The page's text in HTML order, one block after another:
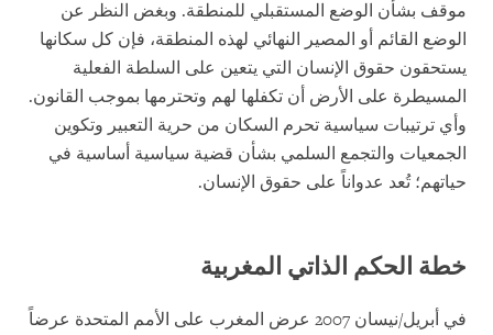
موقف بشأن الوضع المستقبلي للمنطقة. وبغض النظر عن
الوضع القائم أو المصير النهائي لهذه المنطقة، فإن كل سكانها
يستحقون حقوق الإنسان التي يتعين على السلطة الفعلية
المسيطرة على الأرض أن تكفلها لهم وتحترمها بموجب القانون.
وأي ترتيبات سياسية تحرم السكان من حرية التعبير وتكوين
الجمعيات والتجمع السلمي بشأن قضية سياسية أساسية في
حياتهم؛ تُعد عدواناً على حقوق الإنسان.
خطة الحكم الذاتي المغربية
في أبريل/نيسان 2007 عرض المغرب على الأمم المتحدة عرضاً